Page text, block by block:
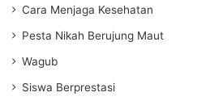
Cara Menjaga Kesehatan
Pesta Nikah Berujung Maut
Wagub
Siswa Berprestasi